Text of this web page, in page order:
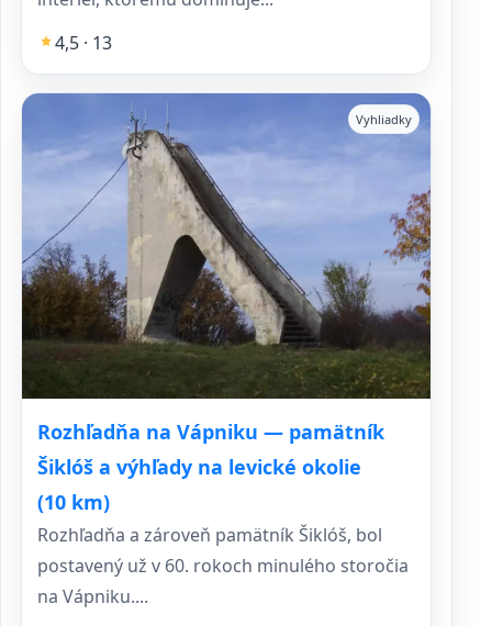
4,5 · 13
Rozhľadňa na Vápniku — pamätník
Šiklóš a výhľady na levické okolie
(10 km)
Vyhliadky
Rozhľadňa a zároveň pamätník Šiklóš, bol
postavený už v 60. rokoch minulého storočia
na Vápniku....